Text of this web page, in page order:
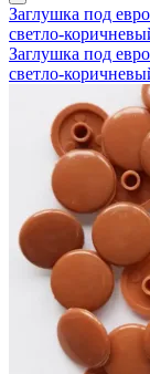
Заглушка под
светло-
Заглушка под
светло-